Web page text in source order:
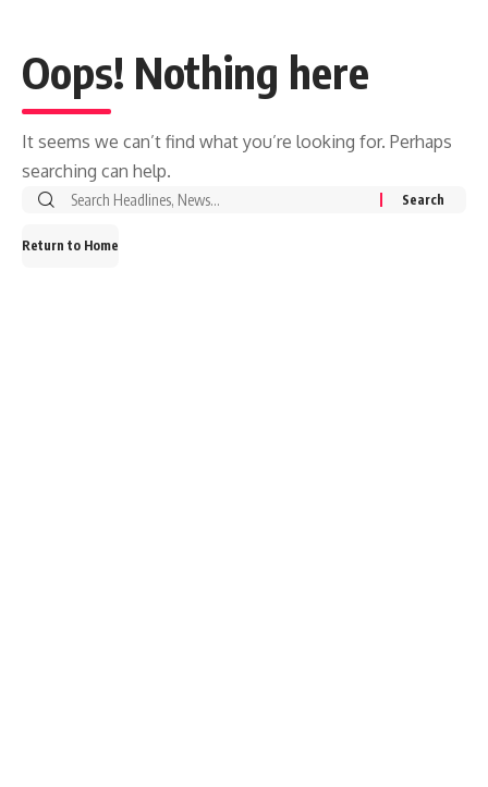
Oops! Nothing here
It seems we can’t find what you’re looking for. Perhaps
searching can help.
Search
Return to Home